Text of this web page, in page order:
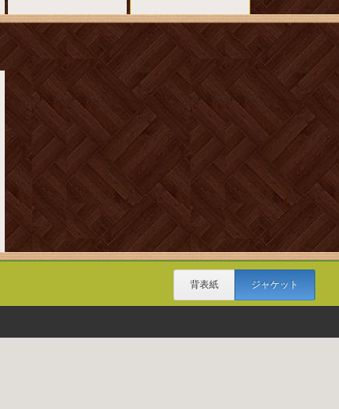
背表紙 ジャケット